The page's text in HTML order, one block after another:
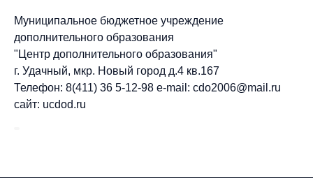
Муниципальное бюджетное учреждение
дополнительного образования
"Центр дополнительного образования"
г. Удачный, мкр. Новый город д.4 кв.167
Телефон: 8(411) 36 5-12-98 е-mail: cdo2006@mail.ru
сайт: ucdod.ru